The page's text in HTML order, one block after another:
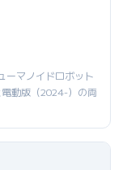
ーマノイドロボット
動版（2024-）の両